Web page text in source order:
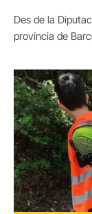
Des de la
província de